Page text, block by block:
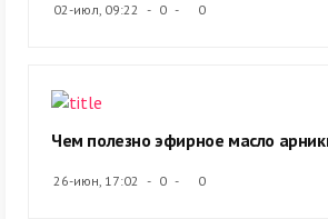
02-июл, 09:22 0 0
Чем полезно эфирное масло
26-июн, 17:02 0 0